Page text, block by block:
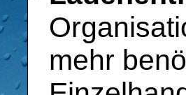
mehr